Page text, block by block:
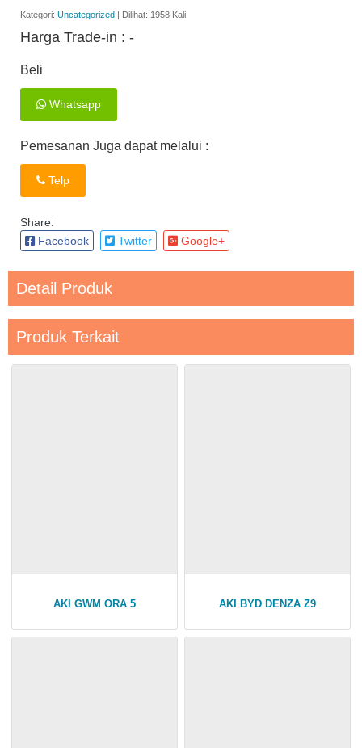
Kategori: Uncategorized | Dilihat: 1958 Kali
Harga Trade-in : -
Beli
Whatsapp
Pemesanan Juga dapat melalui :
Telp
Share:
Facebook
Twitter Google+
Detail Produk
Produk Terkait
AKI GWM ORA 5 AKI BYD DENZA Z9